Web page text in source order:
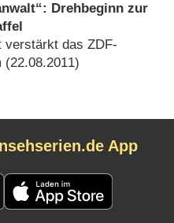
Drehbeginn zur
verstärkt das ZDF-
(22.08.2011)
App